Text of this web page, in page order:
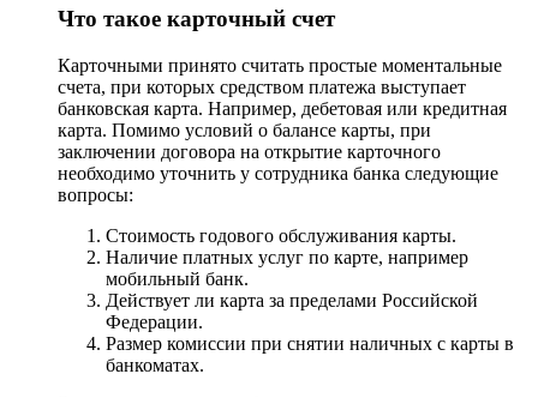
Что такое карточный счет
Карточными принято считать простые моментальные
счета, при которых средством платежа выступает
банковская карта. Например, дебетовая или кредитная
карта. Помимо условий о балансе карты, при
заключении договора на открытие карточного
необходимо уточнить у сотрудника банка следующие
вопросы:
Стоимость годового обслуживания карты.
Наличие платных услуг по карте, например
мобильный банк.
Действует ли карта за пределами Российской
Федерации.
Размер комиссии при снятии наличных с карты в
банкоматах.